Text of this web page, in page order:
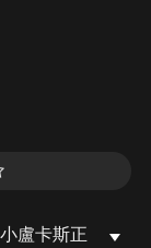
盧卡斯正